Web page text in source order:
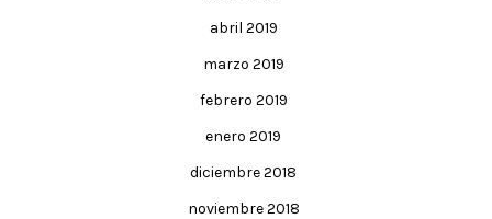
abril 2019
marzo 2019
febrero 2019
enero 2019
diciembre 2018
noviembre 2018